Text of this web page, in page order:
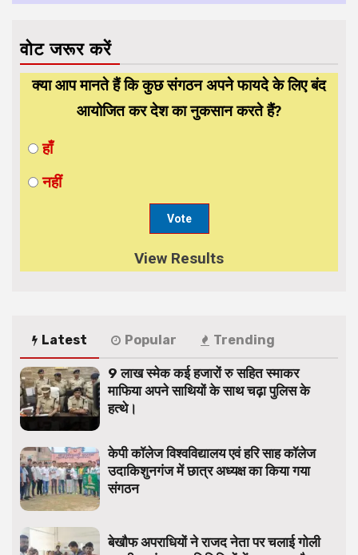
वोट जरूर करें
क्या आप मानते हैं कि कुछ संगठन अपने फायदे के लिए बंद
आयोजित कर देश का नुकसान करते हैं?
हाँ
नहीं
View Results
Latest Popular Trending
9 लाख स्मेक कई हजारों रु सहित स्माकर
माफिया अपने साथियों के साथ चढ़ा पुलिस के
हत्थे।
केपी कॉलेज विश्वविद्यालय एवं हरि साह कॉलेज
उदाकिशुनगंज में छात्र अध्यक्ष का किया गया
संगठन
बेखौफ अपराधियों ने राजद नेता पर चलाई गोली